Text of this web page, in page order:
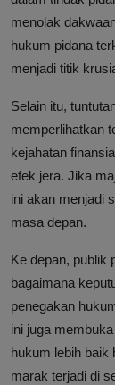
menolak
hukum pidana
menjadi titik
Selain itu,
memperlihatkan
kejahatan
efek jera. Jika
ini akan menjadi
masa depan.
Ke depan, publik
bagaimana
penegakan
ini juga
hukum lebih baik
marak terjadi di